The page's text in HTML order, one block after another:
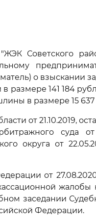
Советского
о взыскании
размере 141 184
в размере 15
от 21.10.2019,
суда от
округа от
от
жалобы
заседании
Федерации.